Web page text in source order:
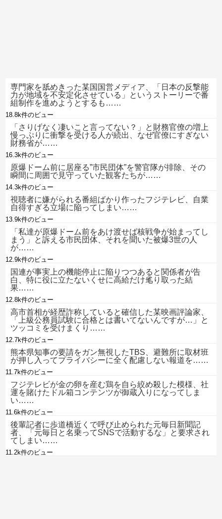
専門家を舐めきった某国国営メディア、「日本の反撃能
力が地域を不安定化させている」というストーリーで番
組制作を進めようとするも……
18.8k件のビュー
「さりげなく凄いこと言ってない？」と財務官僚の増上
慢っぷりに衝撃を受ける人が続出、なぜ官僚にすぎない
財務省が……
16.3k件のビュー
原爆ドーム前に居座る”市民団体”を警官隊が排除、その
瞬間に周囲で見守っていた観客たちが……
14.3k件のビュー
視聴者に嫌がられる番組ばかり作ったフジテレビ、自業
自得すぎる立場に陥ってしまい……
13.9k件のビュー
「私達が原爆ドーム前をあけ渡せば核戦争が始まってし
まう」と訴える市民団体、それを聞いた被爆3世の人
が……
12.9k件のビュー
国連が事実上の機能停止に陥りつつあると関係者が告
白、特に役に立たないくせに高給だけ毟り取った結
果……
12.8k件のビュー
高市首相が経歴詐称していると確信した某映画評論家、
「上級公務員試験に合格とは書いてないんですが…」と
ツッコミを受けまくり……
12.7k件のビュー
熊本県知事の要請をガン無視したTBS、避難所に取材班
が押し入ってプライバシーに全く配慮しない報道を……
11.7k件のビュー
フジテレビが金の卵を産む鶏を自ら絞め殺した模様、社
運を賭けたドル箱コンテンツが御蔵入りになってしま
い……
11.6k件のビュー
後輩記者に歩道橋近くで呼び止められた元毎日新聞記
者、「元毎日と名乗ってSNSで活動するな」と要求され
てしまい……
11.2k件のビュー